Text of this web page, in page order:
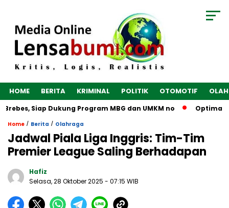
HOME BERITA KRIMINAL POLITIK OTOMOTIF
Siap Dukung Program MBG dan UMKM no
Home / Berita / Olahraga
Jadwal Piala Liga Inggris: Tim-Tim
Premier League Saling Berhadapan
Hafiz
Selasa, 28 Oktober 2025 - 07:15 WIB